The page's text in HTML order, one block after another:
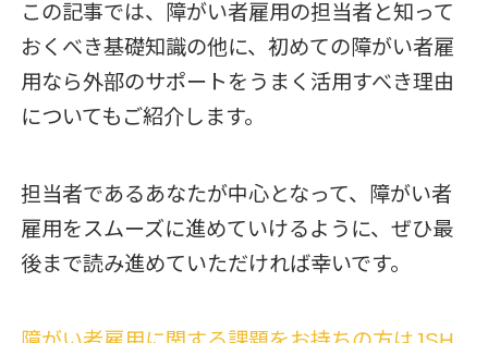
この記事では、障がい者雇用の担当者と知って
おくべき基礎知識の他に、初めての障がい者雇
用なら外部のサポートをうまく活用すべき理由
についてもご紹介します。
担当者であるあなたが中心となって、障がい者
雇用をスムーズに進めていけるように、ぜひ最
後まで読み進めていただければ幸いです。